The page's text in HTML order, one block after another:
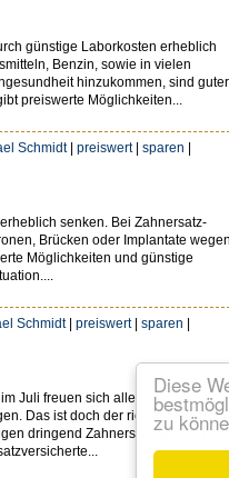
Diese
zu
günstige Laborkosten erheblich
Benzin, sowie in vielen
hinzukommen, sind guter
preiswerte Möglichkeiten...
Schmidt| preiswert| sparen |
senken. Bei Zahnersatz-
Brücken oder Implantate wegen
Möglichkeiten und günstige
Schmidt| preiswert| sparen |
Juli freuen sich alle über die
Das ist doch der richtige
dringend Zahnersatz, können